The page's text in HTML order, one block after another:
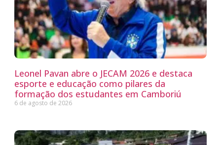
Leonel Pavan abre o JECAM 2026 e destaca
esporte e educação como pilares da
formação dos estudantes em Camboriú
6 de agosto de 2026